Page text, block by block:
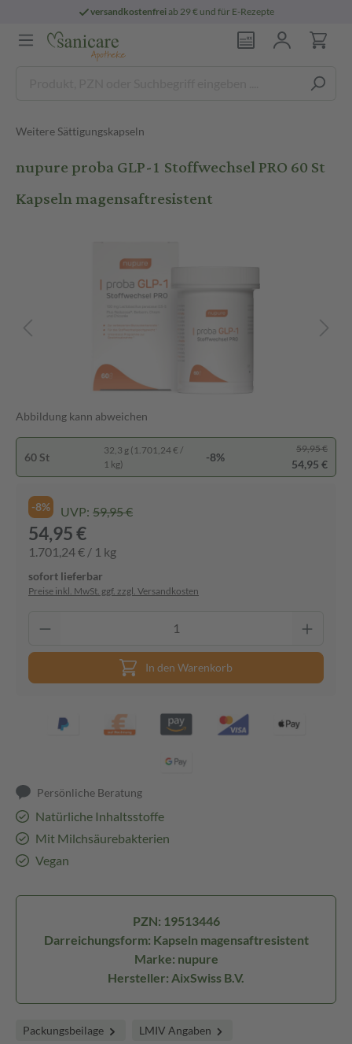
versandkostenfreiab 29 € und für E-Rezepte
Weitere Sättigungskapseln
nupure proba GLP-1 Stoffwechsel PRO 60 St
Kapseln magensaftresistent
Abbildung kann abweichen
60 St
32,3 g (1.701,24 € /
1 kg)
-8%
59,95 €
54,95 €
-8% UVP: 59,95 €
54,95 €
1.701,24 € / 1 kg
sofort lieferbar
Preise inkl. MwSt. ggf. zzgl. Versandkosten
In den Warenkorb
Persönliche Beratung
Natürliche Inhaltsstoffe
Mit Milchsäurebakterien
Vegan
PZN: 19513446
Darreichungsform: Kapseln magensaftresistent
Marke: nupure
Hersteller: AixSwiss B.V.
Packungsbeilage LMIV Angaben